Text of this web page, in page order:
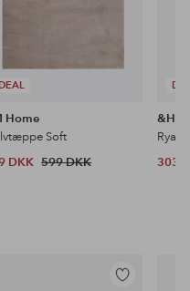
DEAL
Home
Soft
DKK 599 DKK
303
Tilføj